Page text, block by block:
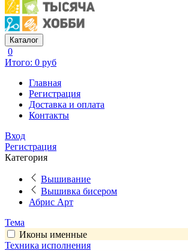
Каталог
0
Итого: 0 руб
Главная
Регистрация
Доставка и оплата
Контакты
Вход
Регистрация
Категория
Вышивание
Вышивка бисером
Абрис Арт
Тема
Иконы именные
Техника исполнения